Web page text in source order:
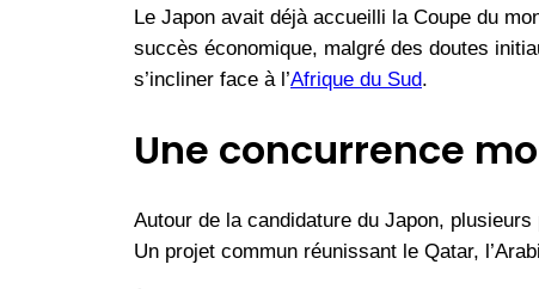
Le Japon avait déjà accueilli la Coupe du
succès économique, malgré des doutes
s’incliner face à l’Afrique du Sud.
Une concurrence
Autour de la candidature du Japon, plusieurs
Un projet commun réunissant le Qatar,